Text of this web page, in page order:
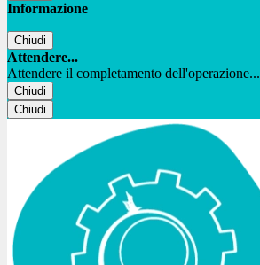
Informazione
Chiudi
Attendere...
Attendere il completamento dell'operazione...
Chiudi
Chiudi